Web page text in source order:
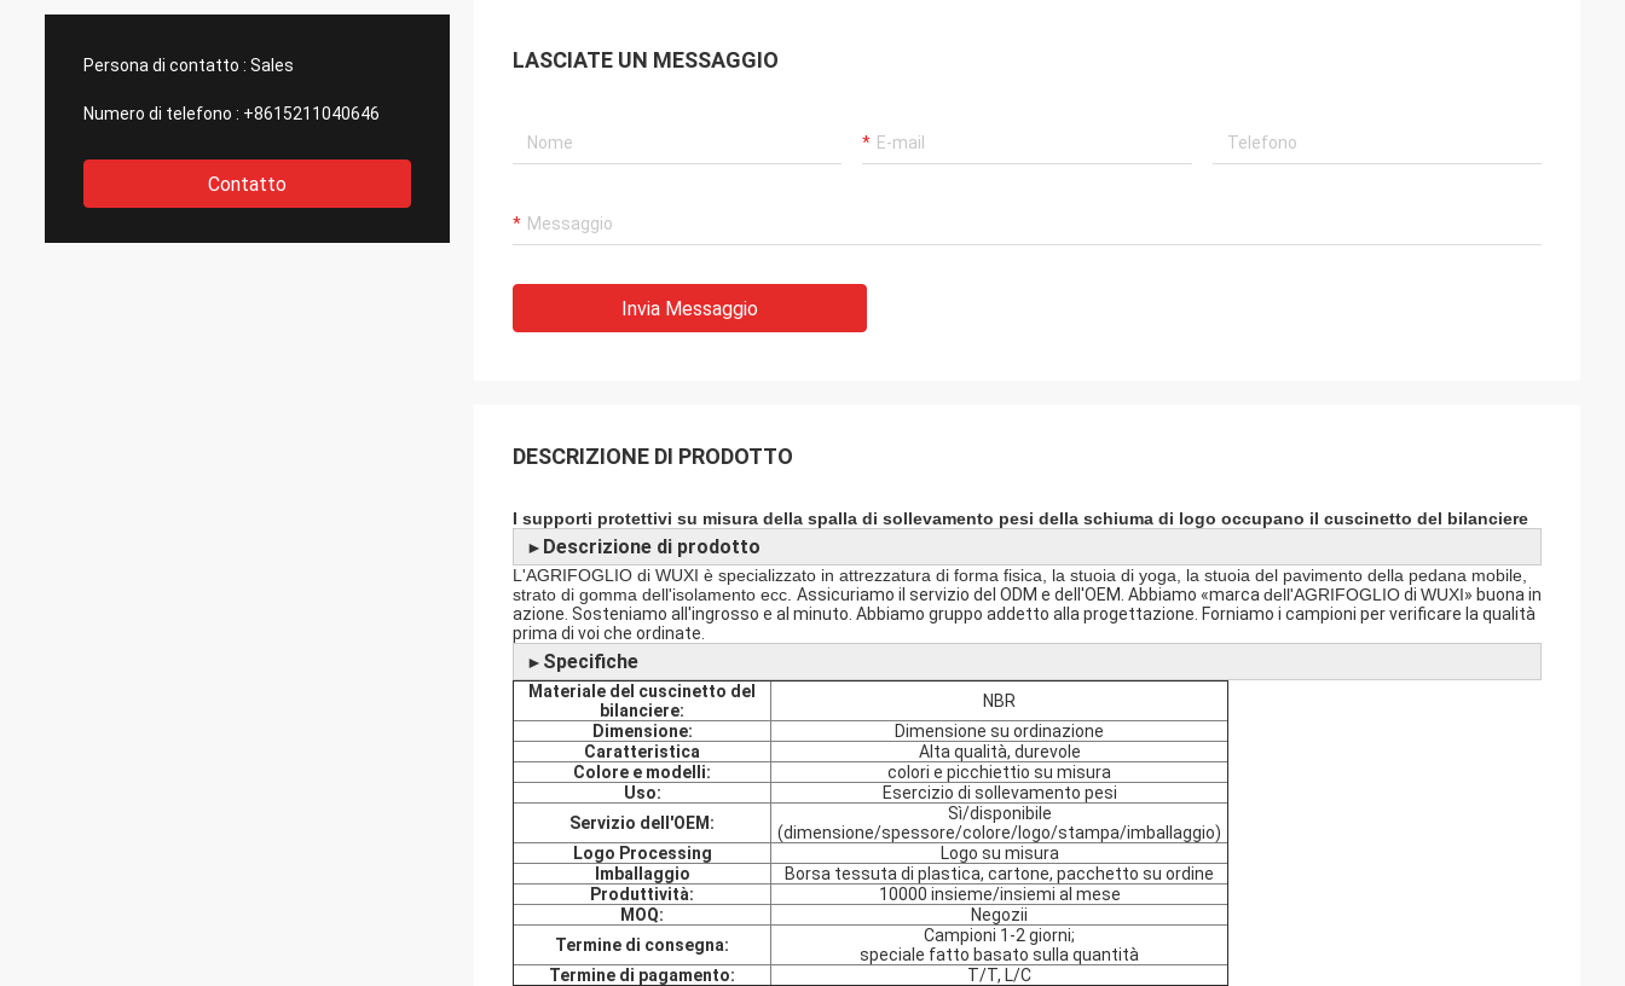
Persona di contatto : Sales
Numero di telefono : +8615211040646
Contatto
LASCIATE UN MESSAGGIO
Invia Messaggio
DESCRIZIONE DI PRODOTTO
I supporti protettivi su misura della spalla di sollevamento pesi della schiuma di logo occupano il cuscinetto del bilanciere
► Descrizione di prodotto
L'AGRIFOGLIO di WUXI è specializzato in attrezzatura di forma fisica, la stuoia di yoga, la stuoia del pavimento della pedana mobile,
strato di gomma dell'isolamento ecc. Assicuriamo il servizio del ODM e dell'OEM. Abbiamo «marca dell'AGRIFOGLIOdi WUXI» buona in
azione. Sosteniamo all'ingrosso e al minuto. Abbiamo gruppo addetto alla progettazione. Forniamo i campioni per verificare la qualità
prima di voi che ordinate.
► Specifiche
Materiale del cuscinetto del
bilanciere:
NBR
Dimensione:
Dimensione su ordinazione
Caratteristica
Alta qualità, durevole
Colore e modelli:
colori e picchiettio su misura
Uso:
Esercizio di sollevamento pesi
Servizio dell'OEM:
Sì/disponibile
(dimensione/spessore/colore/logo/stampa/imballaggio)
Logo Processing
Logo su misura
Imballaggio
Borsa tessuta di plastica, cartone, pacchetto su ordine
Produttività:
10000 insieme/insiemi al mese
MOQ:
Negozii
Termine di consegna:
Campioni 1-2 giorni;
speciale fatto basato sulla quantità
Termine di pagamento:
T/T, L/C